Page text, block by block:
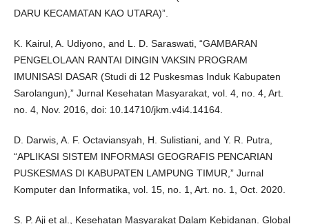
DARU KECAMATAN KAO UTARA)”.
K. Kairul, A. Udiyono, and L. D. Saraswati, “GAMBARAN
PENGELOLAAN RANTAI DINGIN VAKSIN PROGRAM
IMUNISASI DASAR (Studi di 12 Puskesmas Induk Kabupaten
Sarolangun),” Jurnal Kesehatan Masyarakat, vol. 4, no. 4, Art.
no. 4, Nov. 2016, doi: 10.14710/jkm.v4i4.14164.
D. Darwis, A. F. Octaviansyah, H. Sulistiani, and Y. R. Putra,
“APLIKASI SISTEM INFORMASI GEOGRAFIS PENCARIAN
PUSKESMAS DI KABUPATEN LAMPUNG TIMUR,” Jurnal
Komputer dan Informatika, vol. 15, no. 1, Art. no. 1, Oct. 2020.
S. P. Aji et al., Kesehatan Masyarakat Dalam Kebidanan. Global